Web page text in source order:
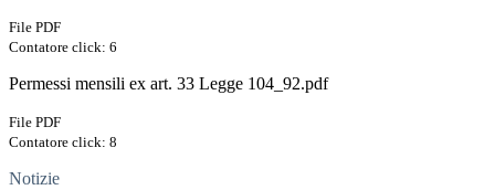
File PDF
Contatore click: 6
Permessi mensili ex art. 33 Legge 104_92.pdf
File PDF
Contatore click: 8
Notizie